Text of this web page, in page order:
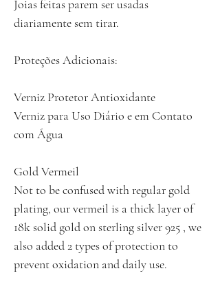
Joias feitas parem ser usadas
diariamente sem tirar.
Proteções Adicionais:
Verniz Protetor Antioxidante
Verniz para Uso Diário e em Contato
com Água
Gold Vermeil
Not to be confused with regular gold
plating, our vermeil is a thick layer of
18k solid gold on sterling silver 925 , we
also added 2 types of protection to
prevent oxidation and daily use.